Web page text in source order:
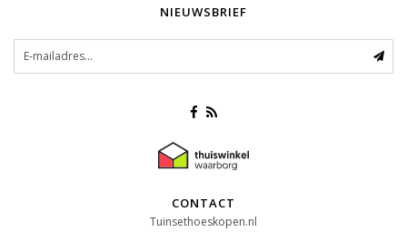
NIEUWSBRIEF
CONTACT
Tuinsethoeskopen.nl